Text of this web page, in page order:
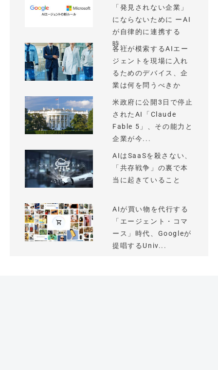
「発見されない企業」
にならないために ーAI
が自律的に連携する
時...
各社が模索するAIエー
ジェントを現場に入れ
るためのデバイス、企
業は何を問うべきか
米政府に公開3日で停止
されたAI「Claude
Fable 5」、その能力と
企業が今...
AIはSaaSを殺さない、
「共存戦争」の裏で本
当に起きていること
AIが買い物を代行する
「エージェント・コマ
ース」時代、Googleが
提唱するUniv...